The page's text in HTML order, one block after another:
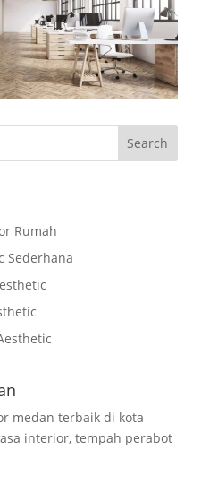
Search
Rumah
Sederhana
medan terbaik di kota
interior, tempah perabot